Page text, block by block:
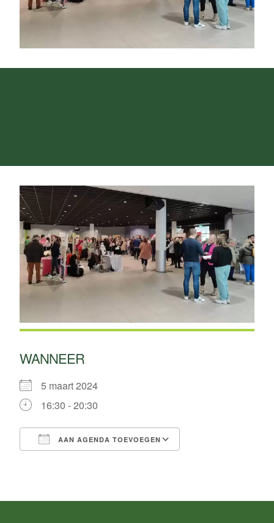
WANNEER
5 maart 2024
16:30 - 20:30
AAN AGENDA TOEVOEGEN